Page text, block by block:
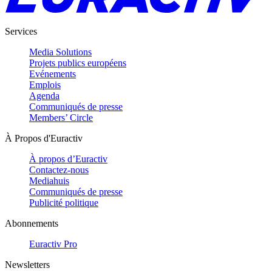
Services
Media Solutions
Projets publics européens
Evénements
Emplois
Agenda
Communiqués de presse
Members’ Circle
À Propos d'Euractiv
À propos d’Euractiv
Contactez-nous
Mediahuis
Communiqués de presse
Publicité politique
Abonnements
Euractiv Pro
Newsletters